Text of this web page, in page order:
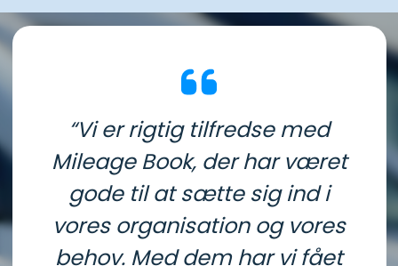
“Vi er rigtig tilfredse med
Mileage Book, der har været
gode til at sætte sig ind i
vores organisation og vores
behov. Med dem har vi fået